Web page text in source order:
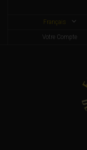
Français
Votre Compte